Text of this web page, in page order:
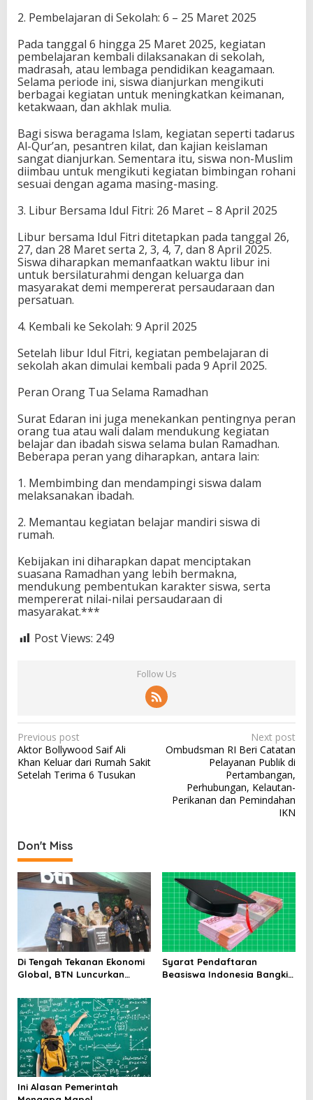
2. Pembelajaran di Sekolah: 6 – 25 Maret 2025
Pada tanggal 6 hingga 25 Maret 2025, kegiatan
pembelajaran kembali dilaksanakan di sekolah,
madrasah, atau lembaga pendidikan keagamaan.
Selama periode ini, siswa dianjurkan mengikuti
berbagai kegiatan untuk meningkatkan keimanan,
ketakwaan, dan akhlak mulia.
Bagi siswa beragama Islam, kegiatan seperti tadarus
Al-Qur’an, pesantren kilat, dan kajian keislaman
sangat dianjurkan. Sementara itu, siswa non-Muslim
diimbau untuk mengikuti kegiatan bimbingan rohani
sesuai dengan agama masing-masing.
3. Libur Bersama Idul Fitri: 26 Maret – 8 April 2025
Libur bersama Idul Fitri ditetapkan pada tanggal 26,
27, dan 28 Maret serta 2, 3, 4, 7, dan 8 April 2025.
Siswa diharapkan memanfaatkan waktu libur ini
untuk bersilaturahmi dengan keluarga dan
masyarakat demi mempererat persaudaraan dan
persatuan.
4. Kembali ke Sekolah: 9 April 2025
Setelah libur Idul Fitri, kegiatan pembelajaran di
sekolah akan dimulai kembali pada 9 April 2025.
Peran Orang Tua Selama Ramadhan
Surat Edaran ini juga menekankan pentingnya peran
orang tua atau wali dalam mendukung kegiatan
belajar dan ibadah siswa selama bulan Ramadhan.
Beberapa peran yang diharapkan, antara lain:
1. Membimbing dan mendampingi siswa dalam
melaksanakan ibadah.
2. Memantau kegiatan belajar mandiri siswa di
rumah.
Kebijakan ini diharapkan dapat menciptakan
suasana Ramadhan yang lebih bermakna,
mendukung pembentukan karakter siswa, serta
mempererat nilai-nilai persaudaraan di
masyarakat.***
Post Views: 249
Follow Us
P
o
s
v
i
g
i
o
Previous post
Aktor Bollywood Saif Ali
Khan Keluar dari Rumah Sakit
Setelah Terima 6 Tusukan
Next post
Ombudsman RI Beri Catatan
Pelayanan Publik di
Pertambangan,
Perhubungan, Kelautan-
Perikanan dan Pemindahan
IKN
Don't Miss
Di Tengah Tekanan Ekonomi
Global, BTN Luncurkan
Syarat Pendaftaran
Beasiswa Indonesia Bangkit
Ini Alasan Pemerintah